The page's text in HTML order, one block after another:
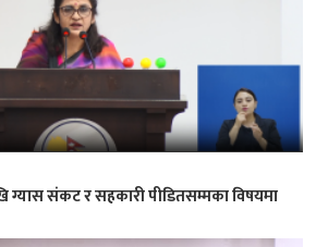
ग्यास संकट र सहकारी पीडितसम्मका विषयमा